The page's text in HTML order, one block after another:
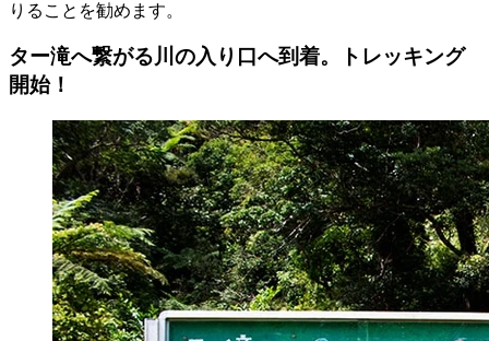
りることを勧めます。
ター滝へ繋がる川の入り口へ到着。トレッキング
開始！